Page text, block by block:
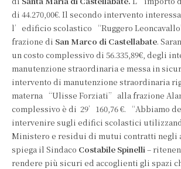
di 44.270,00€. Il secondo intervento
l’edificio scolastico “Ruggero
frazione di San Marco di Castellabate.
un costo complessivo di 56.335,89€, degli
manutenzione straordinaria e messa in
intervento di manutenzione straordinaria
materna “Ulisse Forziati” alla frazione
complessivo è di 29’160,76€.
“Abbiamo
intervenire sugli edifici scolastici
Ministero e residui di mutui contratti negli
spiega il Sindaco Costabile Spinelli–
rendere più sicuri ed accoglienti gli spazi